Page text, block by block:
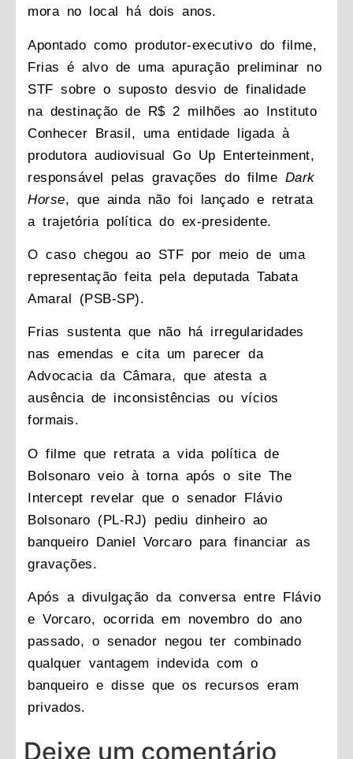
mora no local há dois anos.
Apontado como produtor-executivo do filme,
Frias é alvo de uma apuração preliminar no
STF sobre o suposto desvio de finalidade
na destinação de R$ 2 milhões ao Instituto
Conhecer Brasil, uma entidade ligada à
produtora audiovisual Go Up Enterteinment,
responsável pelas gravações do filme Dark
Horse, que ainda não foi lançado e retrata
a trajetória política do ex-presidente.
O caso chegou ao STF por meio de uma
representação feita pela deputada Tabata
Amaral (PSB-SP).
Frias sustenta que não há irregularidades
nas emendas e cita um parecer da
Advocacia da Câmara, que atesta a
ausência de inconsistências ou vícios
formais.
O filme que retrata a vida política de
Bolsonaro veio à torna após o site The
Intercept revelar que o senador Flávio
Bolsonaro (PL-RJ) pediu dinheiro ao
banqueiro Daniel Vorcaro para financiar as
gravações.
Após a divulgação da conversa entre Flávio
e Vorcaro, ocorrida em novembro do ano
passado, o senador negou ter combinado
qualquer vantagem indevida com o
banqueiro e disse que os recursos eram
privados.
Deixe um comentário